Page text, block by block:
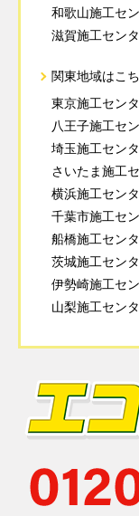
和歌山施工セ
滋賀施工セン
関東地域はこ
東京施工セン
八王子施工セ
埼玉施工セン
さいたま施工
横浜施工セン
千葉市施工セ
船橋施工セン
茨城施工セン
伊勢崎施工セ
山梨施工セン